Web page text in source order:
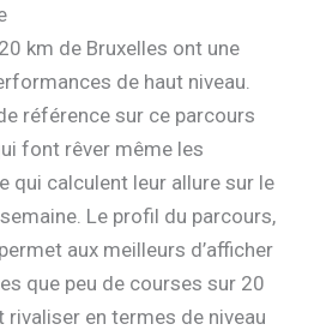
km de Bruxelles ont une
de haut niveau.
référence sur ce parcours
font rêver même les
qui calculent leur allure sur le
Le profil du parcours,
aux meilleurs d’afficher
que peu de courses sur 20
rivaliser en termes de niveau